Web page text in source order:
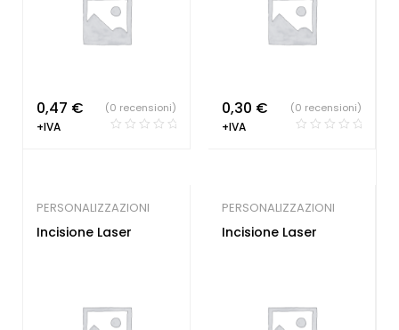
0,47 €
+IVA
(0 recensioni) 0,30 €
+IVA
(0 recensioni)
PERSONALIZZAZIONI
Incisione Laser
PERSONALIZZAZIONI
Incisione Laser